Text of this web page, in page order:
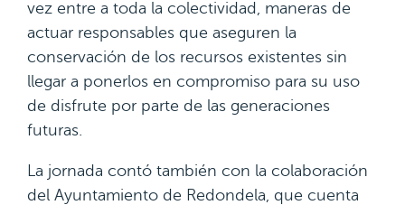
vez entre a toda la colectividad, maneras de
actuar responsables que aseguren la
conservación de los recursos existentes sin
llegar a ponerlos en compromiso para su uso
de disfrute por parte de las generaciones
futuras.
La jornada contó también con la colaboración
del Ayuntamiento de Redondela, que cuenta